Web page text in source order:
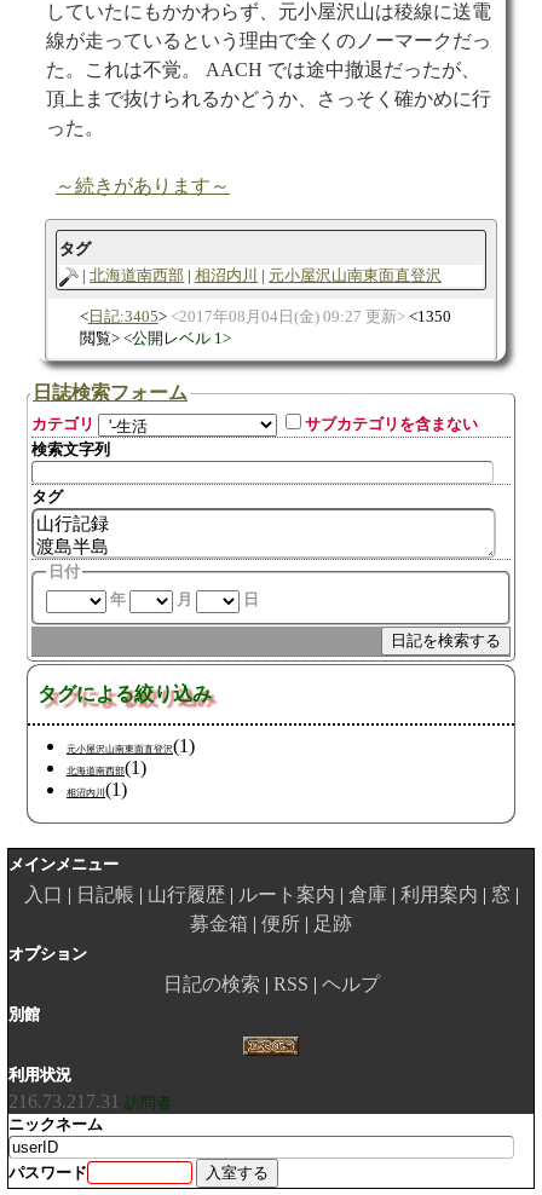
していたにもかかわらず、元小屋沢山は稜線に送電
線が走っているという理由で全くのノーマークだっ
た。これは不覚。 AACH では途中撤退だったが、
頂上まで抜けられるかどうか、さっそく確かめに行
った。
～続きがあります～
タグ
北海道南西部
相沼内川 元小屋沢山南東面直登沢
日記:3405 2017年08月04日(金) 09:27 更新
1350
閲覧
公開レベル 1
日誌検索フォーム
カテゴリ
サブカテゴリを含まない
検索文字列
タグ
日付
年
月 日
タグによる絞り込み
元小屋沢山南東面直登沢(1)
北海道南西部(1)
相沼内川(1)
メインメニュー
入口 日記帳 山行履歴 ルート案内 倉庫 利用案内
窓
募金箱
便所 足跡
オプション
日記の検索 RSS ヘルプ
別館
利用状況
216.73.217.31 訪問者
ニックネーム
パスワード